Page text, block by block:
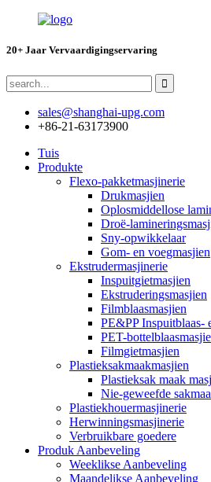
20+ Jaar Vervaardigingservaring
sales@shanghai-upg.com
+86-21-63173900
Tuis
Produkte
Flexo-pakketmasjinerie
Drukmasjien
Oplosmiddellose
Droë-
Sny-opwikkelaar
Gom- en voegmasjien
Ekstrudermasjinerie
Inspuitgietmasjien
Ekstruderingsmasjien
Filmblaasmasjien
PE&PP Inspuitblaas-
PET-
Filmgietmasjien
Plastieksakmaakmasjien
Plastieksak maak
Nie-geweefde
Plastiekhouermasjinerie
Herwinningsmasjinerie
Verbruikbare goedere
Produk Aanbeveling
Weeklikse Aanbeveling
Maandelikse Aanbeveling